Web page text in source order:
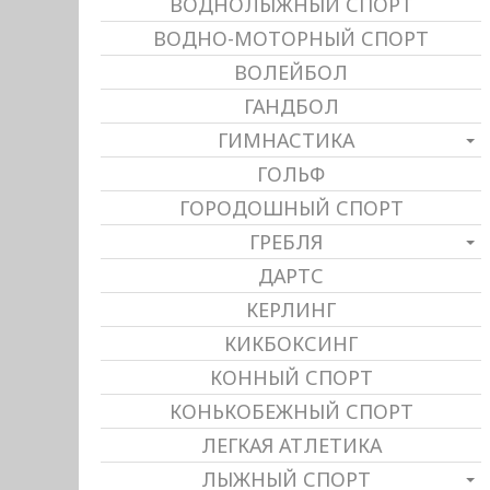
ВОДНО-МОТОРНЫЙ СПОРТ
ВОЛЕЙБОЛ
ГАНДБОЛ
ГИМНАСТИКА
ГОЛЬФ
ГОРОДОШНЫЙ СПОРТ
ГРЕБЛЯ
ДАРТС
КЕРЛИНГ
КИКБОКСИНГ
КОННЫЙ СПОРТ
КОНЬКОБЕЖНЫЙ СПОРТ
ЛЕГКАЯ АТЛЕТИКА
ЛЫЖНЫЙ СПОРТ